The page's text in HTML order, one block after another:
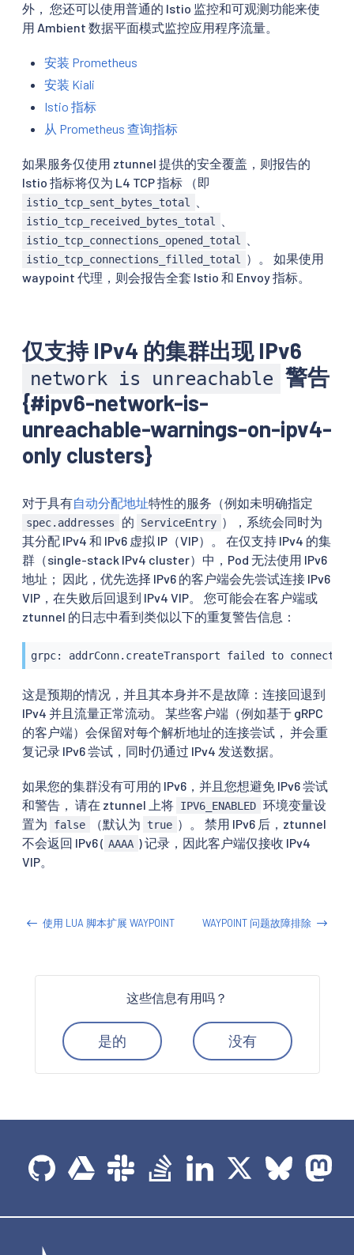
外， 您还可以使用普通的 Istio 监控和可观测功能来使
用 Ambient 数据平面模式监控应用程序流量。
安装 Prometheus
安装 Kiali
Istio 指标
从 Prometheus 查询指标
如果服务仅使用 ztunnel 提供的安全覆盖，则报告的
Istio 指标将仅为 L4 TCP 指标 （即
istio_tcp_sent_bytes_total
istio_tcp_received_bytes_total
istio_tcp_connections_opened_total
istio_tcp_connections_filled_total
）。 如果使用
waypoint 代理，则会报告全套 Istio 和 Envoy 指标。
仅支持 IPv4 的集群出现 IPv6
network is unreachable 警告
{#ipv6-network-is-
unreachable-warnings-on-ipv4-
only clusters}
对于具有自动分配地址特性的服务（例如未明确指定
spec.addresses 的 ServiceEntry ），系统会同时为
其分配 IPv4 和 IPv6 虚拟 IP（VIP）。 在仅支持 IPv4 的集
群（single-stack IPv4 cluster）中，Pod 无法使用 IPv6
地址； 因此，优先选择 IPv6 的客户端会先尝试连接 IPv6
VIP，在失败后回退到 IPv4 VIP。 您可能会在客户端或
ztunnel 的日志中看到类似以下的重复警告信息：
grpc: addrConn.createTransport failed to
这是预期的情况，并且其本身并不是故障：连接回退到
IPv4 并且流量正常流动。 某些客户端（例如基于 gRPC
的客户端）会保留对每个解析地址的连接尝试， 并会重
复记录 IPv6 尝试，同时仍通过 IPv4 发送数据。
如果您的集群没有可用的 IPv6，并且您想避免 IPv6 尝试
和警告， 请在 ztunnel 上将 IPV6_ENABLED 环境变量设
置为
false （默认为 true ）。 禁用 IPv6 后，ztunnel
不会返回 IPv6 ( AAAA ) 记录，因此客户端仅接收 IPv4
VIP。
使用 LUA 脚本扩展 WAYPOINT WAYPOINT 问题故障排除
这些信息有用吗？
是的 没有